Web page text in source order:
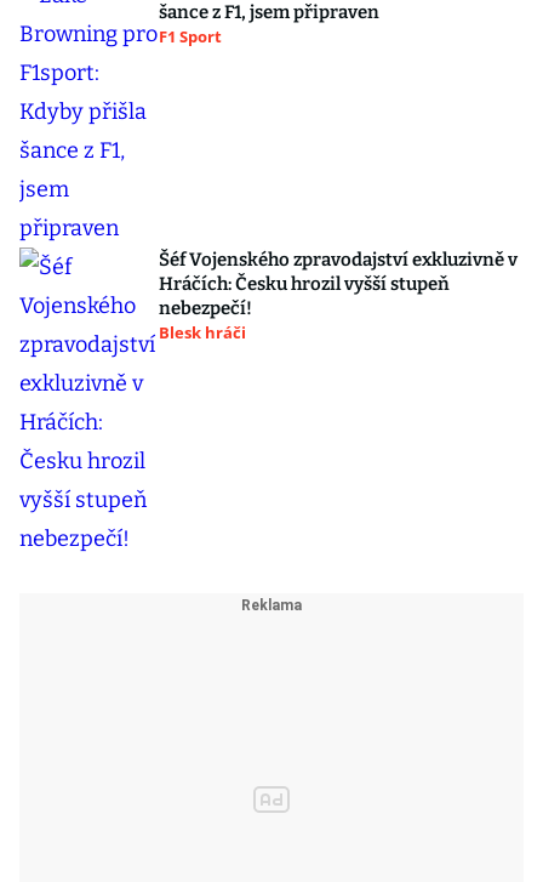
šance z F1, jsem připraven
F1 Sport
Šéf Vojenského zpravodajství exkluzivně v
Hráčích: Česku hrozil vyšší stupeň
nebezpečí!
Blesk hráči